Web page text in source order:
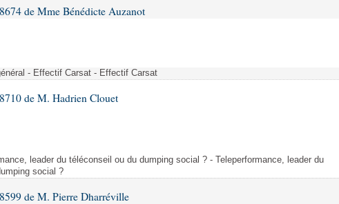
de Mme Bénédicte Auzanot
- Effectif Carsat - Effectif Carsat
de M. Hadrien Clouet
leader du téléconseil ou du dumping social ? - Teleperformance, leader du
social ?
de M. Pierre Dharréville